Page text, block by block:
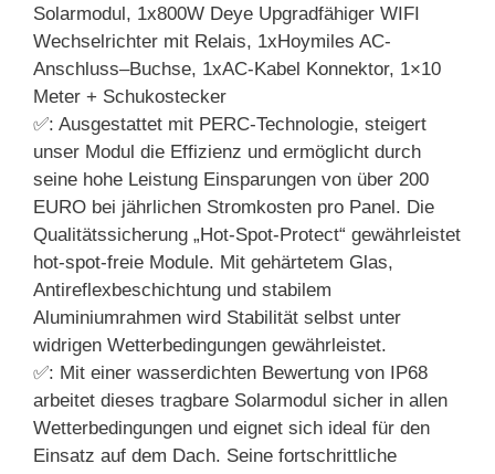
Solarmodul, 1x800W Deye Upgradfähiger WIFI
Wechselrichter mit Relais, 1xHoymiles AC-
Anschluss–Buchse, 1xAC-Kabel Konnektor, 1×10
Meter + Schukostecker
✅: Ausgestattet mit PERC-Technologie, steigert
unser Modul die Effizienz und ermöglicht durch
seine hohe Leistung Einsparungen von über 200
EURO bei jährlichen Stromkosten pro Panel. Die
Qualitätssicherung „Hot-Spot-Protect“ gewährleistet
hot-spot-freie Module. Mit gehärtetem Glas,
Antireflexbeschichtung und stabilem
Aluminiumrahmen wird Stabilität selbst unter
widrigen Wetterbedingungen gewährleistet.
✅: Mit einer wasserdichten Bewertung von IP68
arbeitet dieses tragbare Solarmodul sicher in allen
Wetterbedingungen und eignet sich ideal für den
Einsatz auf dem Dach. Seine fortschrittliche